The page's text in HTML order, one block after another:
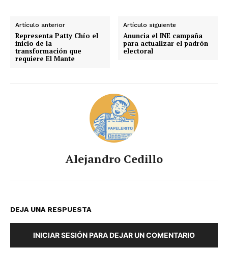
Artículo anterior
Representa Patty Chío el
inicio de la
transformación que
requiere El Mante
Artículo siguiente
Anuncia el INE campaña
para actualizar el padrón
electoral
Alejandro Cedillo
DEJA UNA RESPUESTA
INICIAR SESIÓN PARA DEJAR UN COMENTARIO